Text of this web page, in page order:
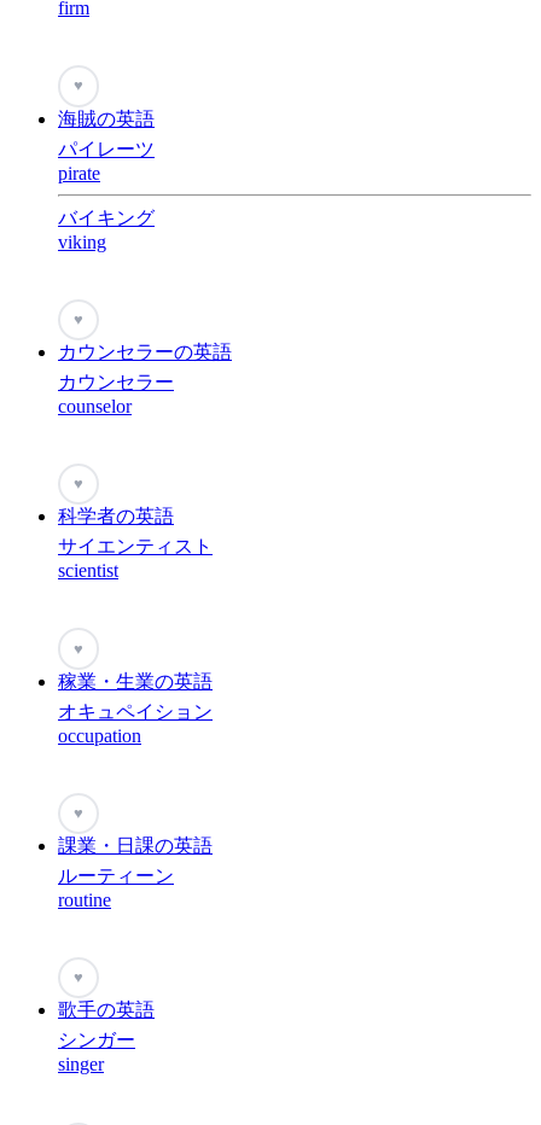
firm
♥
海賊の英語
パイレーツ
pirate
バイキング
viking
♥
カウンセラーの英語
カウンセラー
counselor
♥
科学者の英語
サイエンティスト
scientist
♥
稼業・生業の英語
オキュペイション
occupation
♥
課業・日課の英語
ルーティーン
routine
♥
歌手の英語
シンガー
singer